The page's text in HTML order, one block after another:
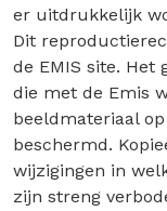
er uitdrukkelijk
Dit
de EMIS site. Het
die met de Emis
beeldmateriaal
beschermd.
wijzigingen in
zijn streng